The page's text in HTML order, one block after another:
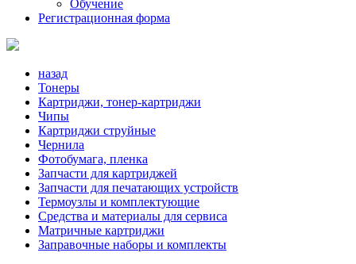
Обучение
Регистрационная форма
назад
Тонеры
Картриджи, тонер-картриджи
Чипы
Картриджи струйные
Чернила
Фотобумага, пленка
Запчасти для картриджей
Запчасти для печатающих устройств
Термоузлы и комплектующие
Средства и материалы для сервиса
Матричные картриджи
Заправочные наборы и комплекты